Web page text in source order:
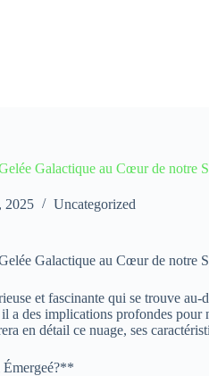
Galactique au Cœur de notre
2025 Uncategorized
Galactique au Cœur de notre
et fascinante qui se trouve
a des implications profondes
en détail ce nuage, ses